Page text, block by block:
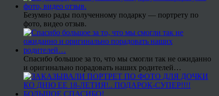
Безумно рады полученному подарку — портрету по
фото, видео отзыв.
Спасибо большое за то, что мы смогли так не ожиданно
и оригинально порадовать наших родителей…